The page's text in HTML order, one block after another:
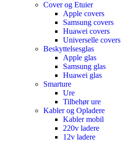
Cover og Etuier
Apple covers
Samsung covers
Huawei covers
Universelle covers
Beskyttelsesglas
Apple glas
Samsung glas
Huawei glas
Smarture
Ure
Tilbehør ure
Kabler og Opladere
Kabler mobil
220v ladere
12v ladere